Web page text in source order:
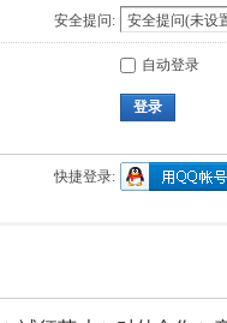
安全提问:
自动登录
登录
快捷登录: